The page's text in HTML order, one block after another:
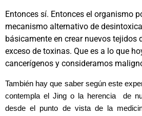
Entonces sí. Entonces el organismo
mecanismo alternativo de
básicamente en crear nuevos tejidos
exceso de toxinas. Que es a lo que
cancerígenos y consideramos
También hay que saber según este
contempla el Jing o la herencia de
desde el punto de vista de la